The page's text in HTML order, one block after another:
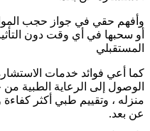
وأفهم حقي في جواز حجب
أو سحبها في أي وقت دون
المستقبلي
كما أعي فوائد خدمات
الوصول إلى الرعاية الطبية
منزله ، وتقييم طبي أكثر
عن بعد.